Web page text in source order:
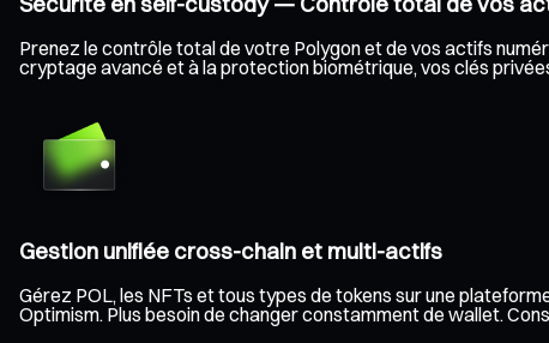
Prenez le contrôle total de votre Polygon et de vos actifs
cryptage avancé et à la protection biométrique, vos clés
Gestion unifiée cross-chain et multi-actifs
Gérez POL, les NFTs et tous types de tokens sur une
Optimism. Plus besoin de changer constamment de wallet.